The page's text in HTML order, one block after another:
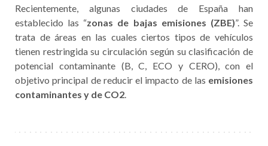
Recientemente, algunas ciudades de España han
establecido las “zonas de bajas emisiones (ZBE)”. Se
trata de áreas en las cuales ciertos tipos de vehículos
tienen restringida su circulación según su clasificación de
potencial contaminante (B, C, ECO y CERO), con el
objetivo principal de reducir el impacto de las emisiones
contaminantes y de CO2.